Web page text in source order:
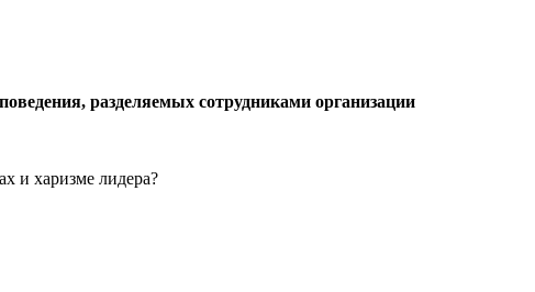
разделяемых сотрудниками организации
и харизме лидера?